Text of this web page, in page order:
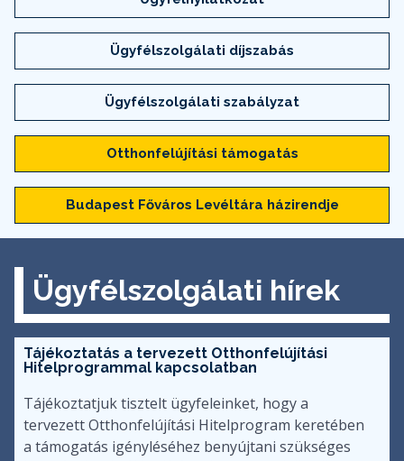
Ügyfélszolgálati díjszabás
Ügyfélszolgálati szabályzat
Otthonfelújítási támogatás
Budapest Főváros Levéltára házirendje
Ügyfélszolgálati hírek
Tájékoztatás a tervezett Otthonfelújítási
Hitelprogrammal kapcsolatban
Tájékoztatjuk tisztelt ügyfeleinket, hogy a
tervezett Otthonfelújítási Hitelprogram keretében
a támogatás igényléséhez benyújtani szükséges